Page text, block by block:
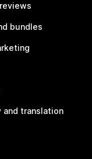
bundles
and translation